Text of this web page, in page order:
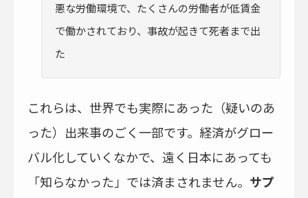
悪な労働環境で、たくさんの労働者が低賃金
で働かされており、事故が起きて死者まで出
た
これらは、世界でも実際にあった（疑いのあ
った）出来事のごく一部です。経済がグロー
バル化していくなかで、遠く日本にあっても
「知らなかった」では済まされません。 サプ